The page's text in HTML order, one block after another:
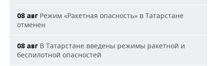
08 авг Режим «Ракетная опасность» в Татарстане
отменен
08 авг В Татарстане введены режимы ракетной и
беспилотной опасностей